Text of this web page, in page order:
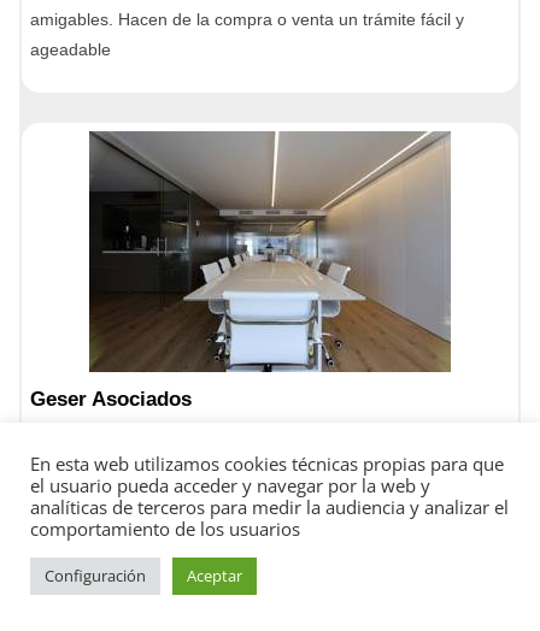
amigables. Hacen de la compra o venta un trámite fácil y
ageadable
Geser Asociados
2,3
C. Conde de Altea, 70, 03590 Altea, Alicante
965 84 14 23
En esta web utilizamos cookies técnicas propias para que
el usuario pueda acceder y navegar por la web y
analíticas de terceros para medir la audiencia y analizar el
comportamiento de los usuarios
Configuración Aceptar